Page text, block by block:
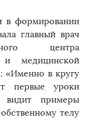
в формировании
главный врач
центра
и медицинской
«Именно в кругу
первые уроки
видит примеры
телу